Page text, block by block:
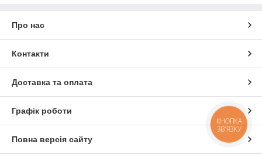
Про нас
Контакти
Доставка та оплата
Графік роботи
Повна версія сайту
КНОПКА
ЗВ'ЯЗКУ